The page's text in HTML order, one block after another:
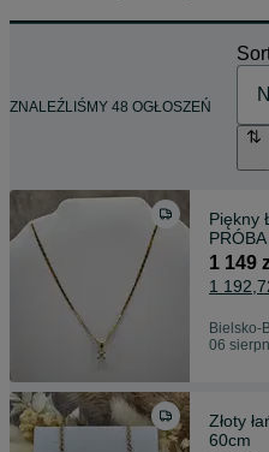
ZNALEŹLIŚMY 48 OGŁOSZEŃ
Piękny
1 149
1
Bielsko-
06
Złoty
60cm